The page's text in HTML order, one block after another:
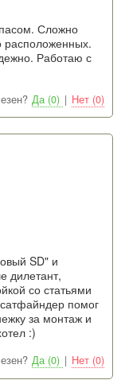
Сложно
расположенных.
Работаю с
Да (0) | Нет (0)
SD" и
дилетант,
со статьями
помог
за монтаж и
:)
Да (0) | Нет (0)